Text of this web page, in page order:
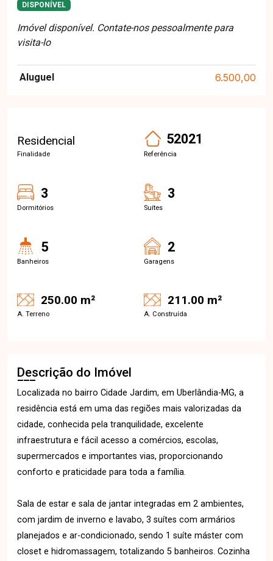
DISPONÍVEL
Imóvel disponível. Contate-nos pessoalmente para
visita-lo
Aluguel 6.500,00
Residencial
Finalidade
52021
Referência
3
Dormitórios
3
Suítes
5
Banheiros
2
Garagens
250.00 m²
A. Terreno
211.00 m²
A. Construída
Descrição do Imóvel
Localizada no bairro Cidade Jardim, em Uberlândia-MG, a
residência está em uma das regiões mais valorizadas da
cidade, conhecida pela tranquilidade, excelente
infraestrutura e fácil acesso a comércios, escolas,
supermercados e importantes vias, proporcionando
conforto e praticidade para toda a família.
Sala de estar e sala de jantar integradas em 2 ambientes,
com jardim de inverno e lavabo, 3 suítes com armários
planejados e ar-condicionado, sendo 1 suíte máster com
closet e hidromassagem, totalizando 5 banheiros. Cozinha